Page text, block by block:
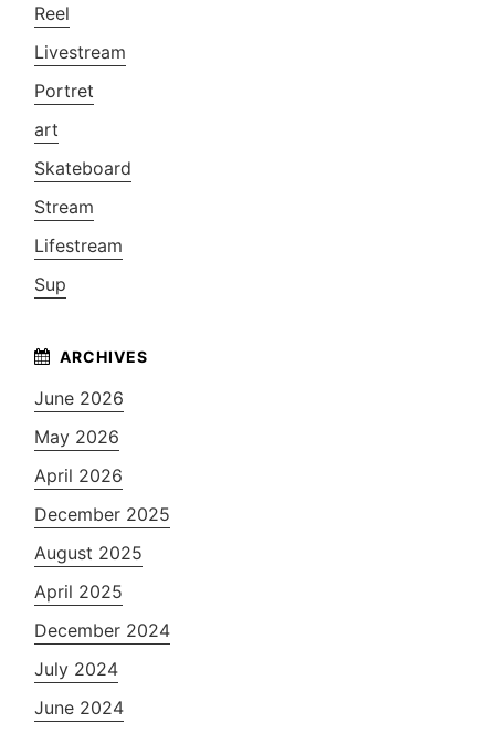
Reel
Livestream
Portret
art
Skateboard
Stream
Lifestream
Sup
June 2026
May 2026
April 2026
December 2025
August 2025
April 2025
December 2024
July 2024
June 2024